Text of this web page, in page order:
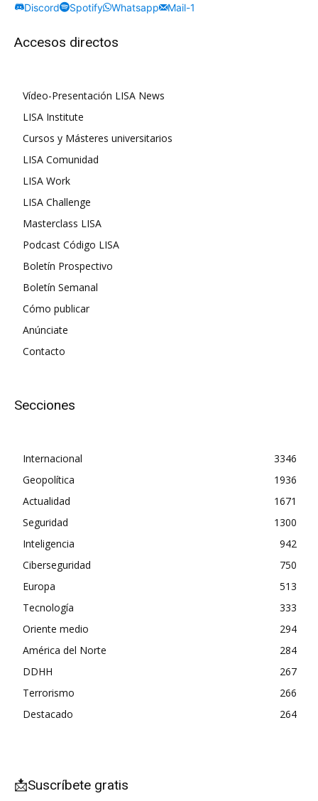
Discord
Spotify Whatsapp Mail-1
Accesos directos
Vídeo-Presentación LISA News
LISA Institute
Cursos y Másteres universitarios
LISA Comunidad
LISA Work
LISA Challenge
Masterclass LISA
Podcast Código LISA
Boletín Prospectivo
Boletín Semanal
Cómo publicar
Anúnciate
Contacto
Secciones
Internacional
3346
Geopolítica
1936
Actualidad
1671
Seguridad
1300
Inteligencia
942
Ciberseguridad
750
Europa
513
Tecnología
333
Oriente medio
294
América del Norte
284
DDHH
267
Terrorismo
266
Destacado
264
📩Suscríbete gratis